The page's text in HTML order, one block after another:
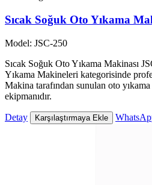
Sıcak Soğuk Oto Yıkama
Model: JSC-250
Sıcak Soğuk Oto Yıkama Makinası
Yıkama Makineleri kategorisinde
Makina tarafından sunulan oto
ekipmanıdır.
Detay Karşılaştırmaya Ekle